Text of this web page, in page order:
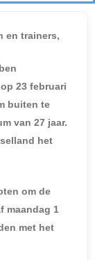
en trainers,
23 februari
buiten te
van 27 jaar.
het
om de
maandag 1
met het